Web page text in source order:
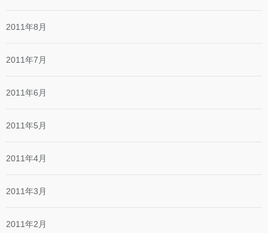
2011年8月
2011年7月
2011年6月
2011年5月
2011年4月
2011年3月
2011年2月